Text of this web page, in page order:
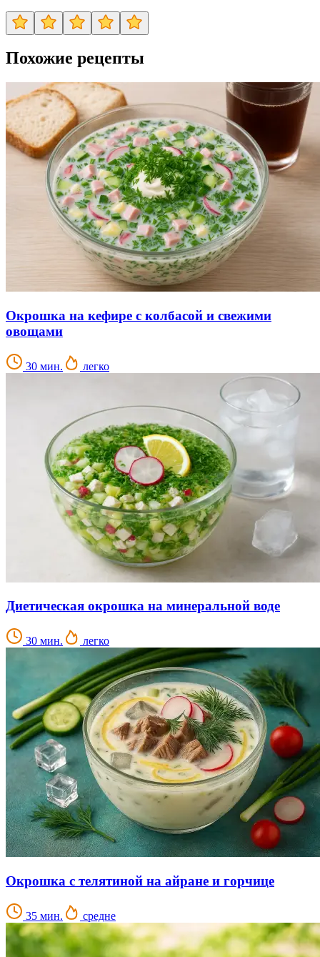
Похожие рецепты
Окрошка на кефире с колбасой и свежими
овощами
30 мин. легко
Диетическая окрошка на минеральной воде
30 мин. легко
Окрошка с телятиной на айране и горчице
35 мин. средне